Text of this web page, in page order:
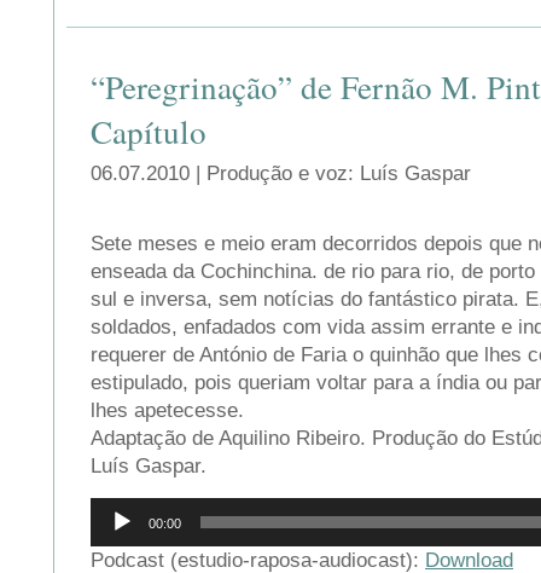
“Peregrinação” de Fernão M.
Capítulo
06.07.2010 | Produção e voz: Luís Gaspar
Sete meses e meio eram decorridos depois que
enseada da Cochinchina. de rio para rio, de
sul e inversa, sem notícias do fantástico pirata.
soldados, enfadados com vida assim errante e
requerer de António de Faria o quinhão que lhes
estipulado, pois queriam voltar para a índia ou
lhes apetecesse.
Adaptação de Aquilino Ribeiro. Produção do
Luís Gaspar.
Reprodutor
áudio
00:00
Podcast (estudio-raposa-audiocast): Download